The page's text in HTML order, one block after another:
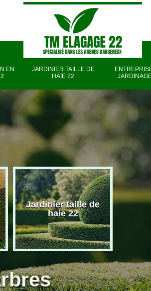
EN
JARDINIER TAILLE DE
HAIE 22
Jardinier taille de
haie 22